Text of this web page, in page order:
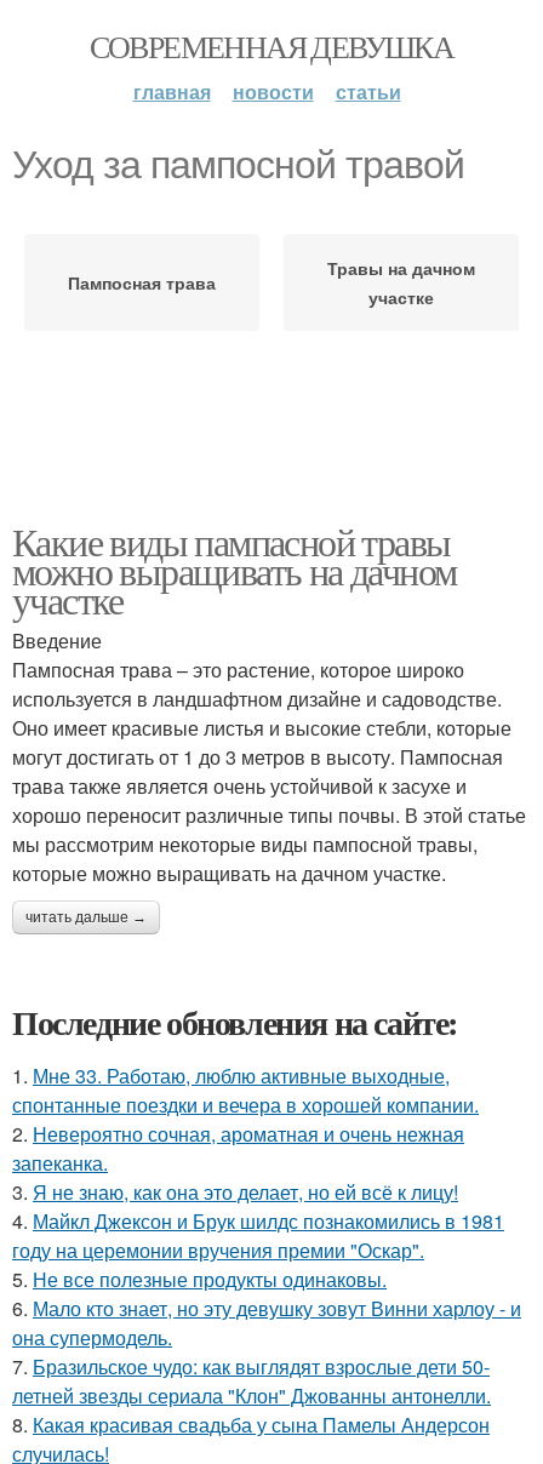
СОВРЕМЕННАЯ ДЕВУШКА
главная новости статьи
Уход за пампосной травой
Пампосная трава
Травы на дачном
участке
Какие виды пампасной травы
можно выращивать на дачном
участке
Введение
Пампосная трава – это растение, которое широко
используется в ландшафтном дизайне и садоводстве.
Оно имеет красивые листья и высокие стебли, которые
могут достигать от 1 до 3 метров в высоту. Пампосная
трава также является очень устойчивой к засухе и
хорошо переносит различные типы почвы. В этой статье
мы рассмотрим некоторые виды пампосной травы,
которые можно выращивать на дачном участке.
читать дальше →
Последние обновления на сайте:
1. Мне 33. Работаю, люблю активные выходные,
спонтанные поездки и вечера в хорошей компании.
2. Невероятно сочная, ароматная и очень нежная
запеканка.
3. Я не знаю, как она это делает, но ей всё к лицу!
4. Майкл Джексон и Брук шилдс познакомились в 1981
году на церемонии вручения премии "Оскар".
5. Не все полезные продукты одинаковы.
6. Мало кто знает, но эту девушку зовут Винни харлоу - и
она супермодель.
7. Бразильское чудо: как выглядят взрослые дети 50-
летней звезды сериала "Клон" Джованны антонелли.
8. Какая красивая свадьба у сына Памелы Андерсон
случилась!